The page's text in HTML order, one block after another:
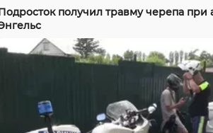
получил травму черепа при